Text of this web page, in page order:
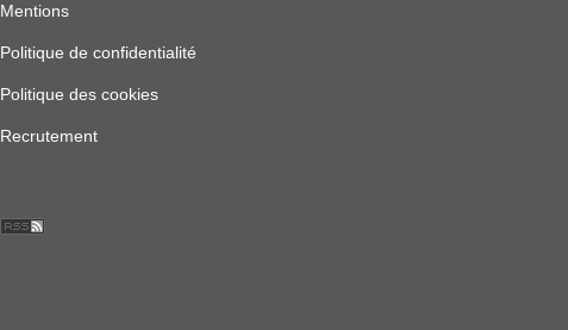
Mentions
Politique de confidentialité
Politique des cookies
Recrutement